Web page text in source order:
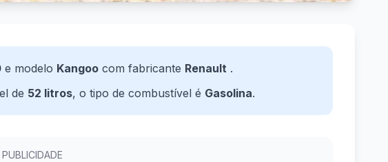
e modelo Kangoo com fabricante Renault .
de 52 litros, o tipo de combustível é Gasolina.
PUBLICIDADE